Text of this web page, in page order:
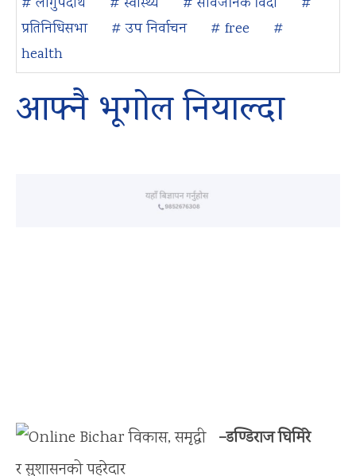
प्रतिनिधिसभा
# उप निर्वाचन # free
#
health
आफ्नै भूगोल नियाल्दा
–डण्डिराज घिमिरे